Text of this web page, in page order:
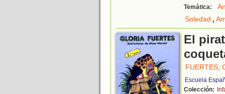
Temática:
Soledad ,
El
FUERTES,
Escuela
Colección: